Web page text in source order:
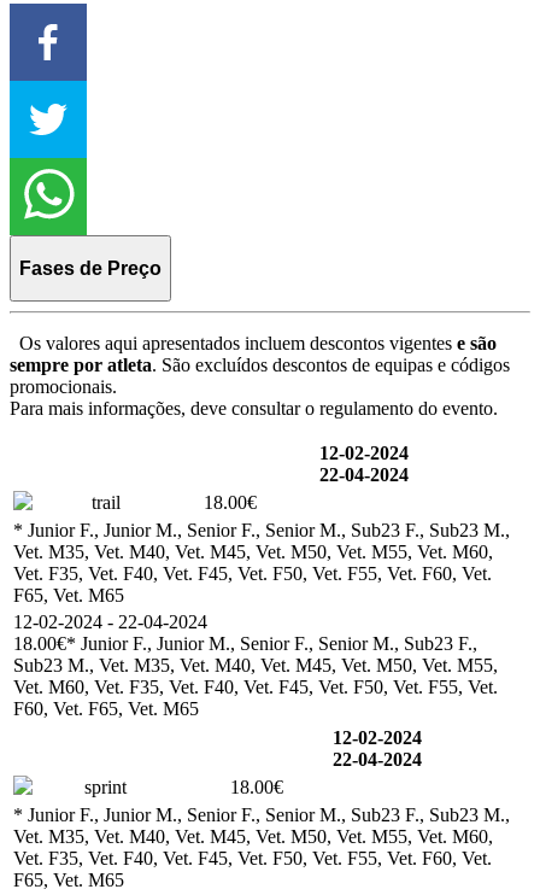
Fases de Preço
Os valores aqui apresentados incluem descontos vigentes e são
sempre por atleta. São excluídos descontos de equipas e códigos
promocionais.
Para mais informações, deve consultar o regulamento do evento.
12-02-2024
22-04-2024
trail
18.00€
* Junior F., Junior M., Senior F., Senior M., Sub23 F., Sub23 M.,
Vet. M35, Vet. M40, Vet. M45, Vet. M50, Vet. M55, Vet. M60,
Vet. F35, Vet. F40, Vet. F45, Vet. F50, Vet. F55, Vet. F60, Vet.
F65, Vet. M65
12-02-2024 - 22-04-2024
18.00€* Junior F., Junior M., Senior F., Senior M., Sub23 F.,
Sub23 M., Vet. M35, Vet. M40, Vet. M45, Vet. M50, Vet. M55,
Vet. M60, Vet. F35, Vet. F40, Vet. F45, Vet. F50, Vet. F55, Vet.
F60, Vet. F65, Vet. M65
12-02-2024
22-04-2024
sprint
18.00€
* Junior F., Junior M., Senior F., Senior M., Sub23 F., Sub23 M.,
Vet. M35, Vet. M40, Vet. M45, Vet. M50, Vet. M55, Vet. M60,
Vet. F35, Vet. F40, Vet. F45, Vet. F50, Vet. F55, Vet. F60, Vet.
F65, Vet. M65